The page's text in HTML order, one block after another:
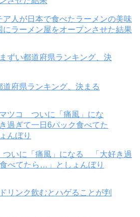
ア人が日本で食べたラーメンの美味
にラーメン屋をオープンさせた結果
府県ランキング、決まる
ついに「痛風」になる 「大好き過
べてたら…」としょんぼり